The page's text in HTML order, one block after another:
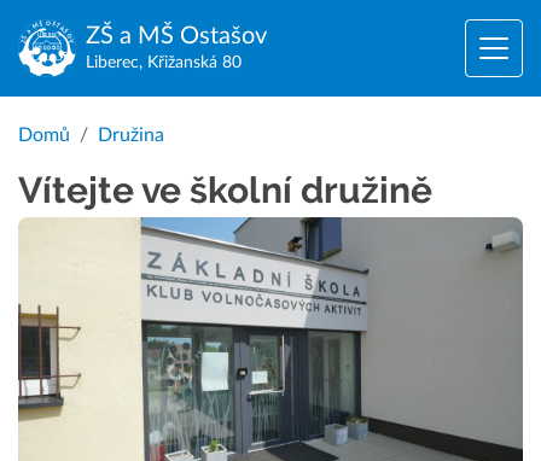
ZŠ a MŠ Ostašov
Liberec, Křižanská 80
Domů Družina
Vítejte ve školní družině